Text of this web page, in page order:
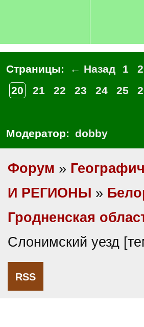
Страницы: ← Назад 1 2
20
21 22 23 24 25
Модератор: dobby
Форум »
И РЕГИОНЫ »
Гродненская
Слонимский уезд
RSS